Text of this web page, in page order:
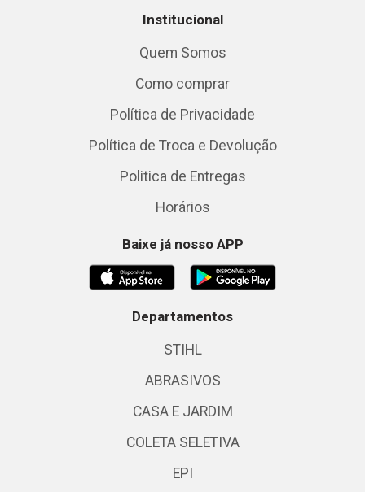
Institucional
Quem Somos
Como comprar
Política de Privacidade
Política de Troca e Devolução
Politica de Entregas
Horários
Baixe já nosso APP
Departamentos
STIHL
ABRASIVOS
CASA E JARDIM
COLETA SELETIVA
EPI